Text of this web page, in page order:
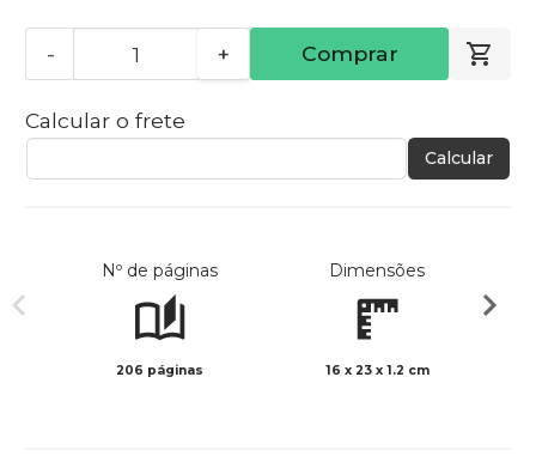
- + Comprar
Calcular o frete
Calcular
Nº de páginas
206 páginas
Dimensões
16 x 23 x 1.2 cm